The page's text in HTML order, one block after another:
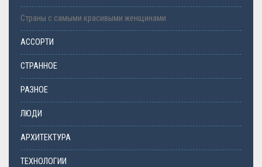
Страны с самыми красивыми женщинами
АССОРТИ
СТРАННОЕ
РАЗНОЕ
ЛЮДИ
АРХИТЕКТУРА
ТЕХНОЛОГИИ